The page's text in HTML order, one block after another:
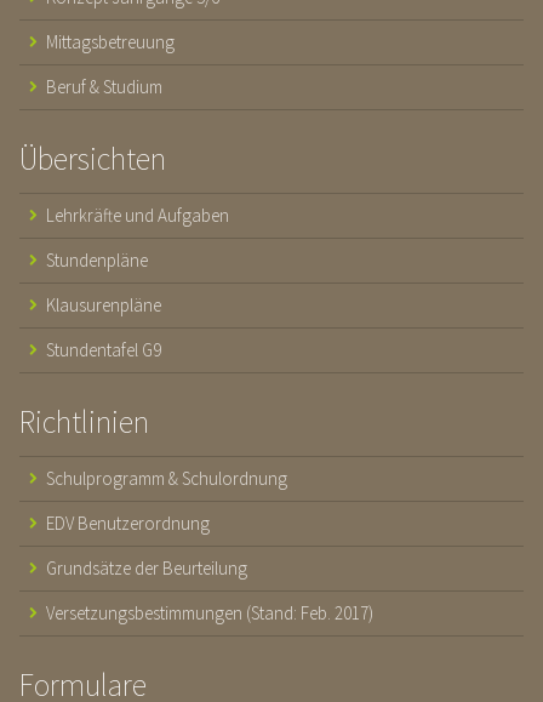
Mittagsbetreuung
Beruf & Studium
Übersichten
Lehrkräfte und Aufgaben
Stundenpläne
Klausurenpläne
Stundentafel G9
Richtlinien
Schulprogramm & Schulordnung
EDV Benutzerordnung
Grundsätze der Beurteilung
Versetzungsbestimmungen (Stand: Feb. 2017)
Formulare